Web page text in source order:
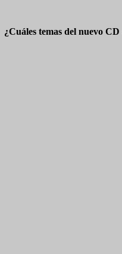
¿Cuáles temas del nuevo